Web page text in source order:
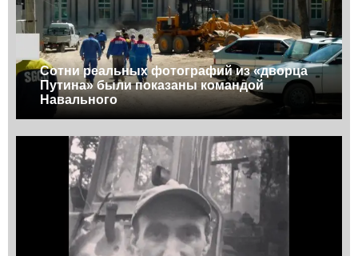
Сотни реальных фотографий из «дворца
Путина» были показаны командой
Навального